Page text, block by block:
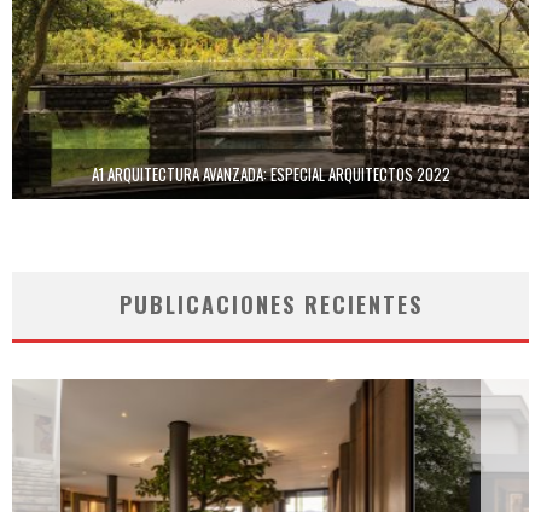
A1 ARQUITECTURA AVANZADA: ESPECIAL ARQUITECTOS 2022
PUBLICACIONES RECIENTES